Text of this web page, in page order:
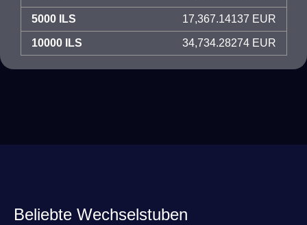
5000 ILS 17,367.14137 EUR
10000 ILS 34,734.28274 EUR
Beliebte Wechselstuben